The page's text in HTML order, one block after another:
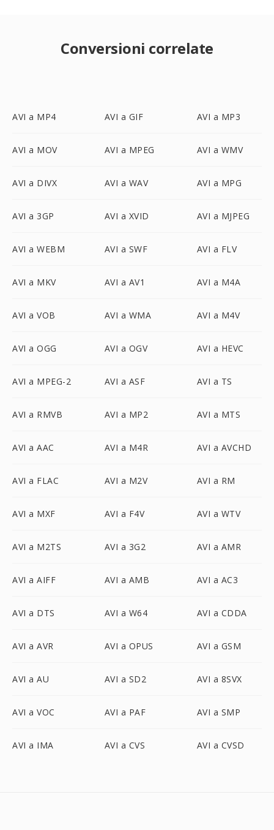
Conversioni correlate
AVI a MP4 AVI a GIF AVI a MP3
AVI a MOV AVI a MPEG AVI a WMV
AVI a DIVX AVI a WAV AVI a MPG
AVI a 3GP AVI a XVID AVI a MJPEG
AVI a WEBM AVI a SWF AVI a FLV
AVI a MKV AVI a AV1 AVI a M4A
AVI a VOB AVI a WMA AVI a M4V
AVI a OGG AVI a OGV AVI a HEVC
AVI a MPEG-2 AVI a ASF AVI a TS
AVI a RMVB AVI a MP2 AVI a MTS
AVI a AAC AVI a M4R AVI a AVCHD
AVI a FLAC AVI a M2V AVI a RM
AVI a MXF AVI a F4V AVI a WTV
AVI a M2TS AVI a 3G2 AVI a AMR
AVI a AIFF AVI a AMB AVI a AC3
AVI a DTS AVI a W64 AVI a CDDA
AVI a AVR AVI a OPUS AVI a GSM
AVI a AU AVI a SD2 AVI a 8SVX
AVI a VOC AVI a PAF AVI a SMP
AVI a IMA AVI a CVS AVI a CVSD